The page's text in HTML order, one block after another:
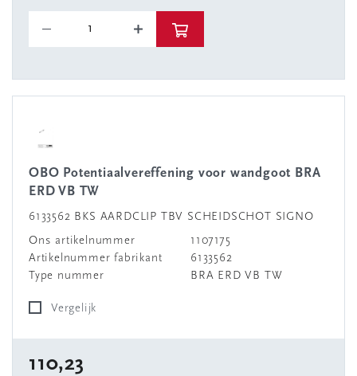
OBO Potentiaalvereffening voor wandgoot BRA
ERD VB TW
6133562 BKS AARDCLIP TBV SCHEIDSCHOT SIGNO
Ons artikelnummer
1107175
Artikelnummer fabrikant
6133562
Type nummer
BRA ERD VB TW
Vergelijk
110,23